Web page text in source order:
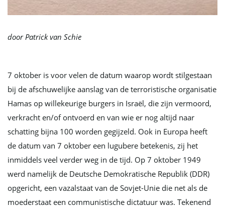
g
a
t
door Patrick van Schie
7 oktober is voor velen de datum waarop wordt stilgestaan
bij de afschuwelijke aanslag van de terroristische organisatie
Hamas op willekeurige burgers in Israël, die zijn vermoord,
verkracht en/of ontvoerd en van wie er nog altijd naar
schatting bijna 100 worden gegijzeld. Ook in Europa heeft
de datum van 7 oktober een lugubere betekenis, zij het
inmiddels veel verder weg in de tijd. Op 7 oktober 1949
werd namelijk de Deutsche Demokratische Republik (DDR)
opgericht, een vazalstaat van de Sovjet-Unie die net als de
moederstaat een communistische dictatuur was. Tekenend